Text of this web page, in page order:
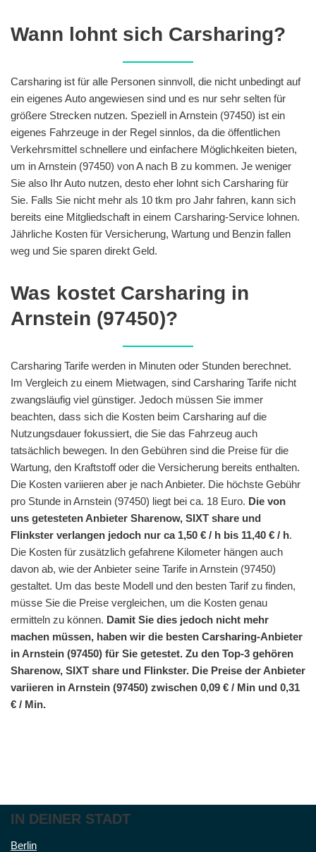
Wann lohnt sich Carsharing?
Carsharing ist für alle Personen sinnvoll, die nicht unbedingt auf
ein eigenes Auto angewiesen sind und es nur sehr selten für
größere Strecken nutzen. Speziell in Arnstein (97450) ist ein
eigenes Fahrzeuge in der Regel sinnlos, da die öffentlichen
Verkehrsmittel schnellere und einfachere Möglichkeiten bieten,
um in Arnstein (97450) von A nach B zu kommen. Je weniger
Sie also Ihr Auto nutzen, desto eher lohnt sich Carsharing für
Sie. Falls Sie nicht mehr als 10 tkm pro Jahr fahren, kann sich
bereits eine Mitgliedschaft in einem Carsharing-Service lohnen.
Jährliche Kosten für Versicherung, Wartung und Benzin fallen
weg und Sie sparen direkt Geld.
Was kostet Carsharing in
Arnstein (97450)?
Carsharing Tarife werden in Minuten oder Stunden berechnet.
Im Vergleich zu einem Mietwagen, sind Carsharing Tarife nicht
zwangsläufig viel günstiger. Jedoch müssen Sie immer
beachten, dass sich die Kosten beim Carsharing auf die
Nutzungsdauer fokussiert, die Sie das Fahrzeug auch
tatsächlich bewegen. In den Gebühren sind die Preise für die
Wartung, den Kraftstoff oder die Versicherung bereits enthalten.
Die Kosten variieren aber je nach Anbieter. Die höchste Gebühr
pro Stunde in Arnstein (97450) liegt bei ca. 18 Euro. Die von
uns getesteten Anbieter Sharenow, SIXT share und
Flinkster verlangen jedoch nur ca 1,50 € / h bis 11,40 € / h.
Die Kosten für zusätzlich gefahrene Kilometer hängen auch
davon ab, wie der Anbieter seine Tarife in Arnstein (97450)
gestaltet. Um das beste Modell und den besten Tarif zu finden,
müsse Sie die Preise vergleichen, um die Kosten genau
ermitteln zu können. Damit Sie dies jedoch nicht mehr
machen müssen, haben wir die besten Carsharing-Anbieter
in Arnstein (97450) für Sie getestet. Zu den Top-3 gehören
Sharenow, SIXT share und Flinkster. Die Preise der Anbieter
variieren in Arnstein (97450) zwischen 0,09 € / Min und 0,31
€ / Min.
IN DEINER STADT
Berlin